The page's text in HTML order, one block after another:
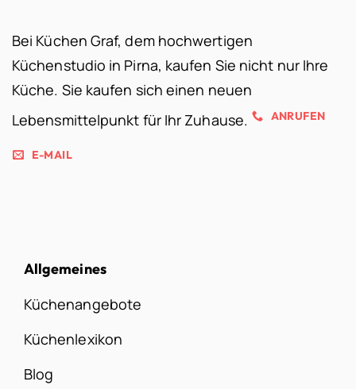
Bei Küchen Graf, dem hochwertigen
Küchenstudio in Pirna, kaufen Sie nicht nur Ihre
Küche. Sie kaufen sich einen neuen
Lebensmittelpunkt für Ihr Zuhause.
ANRUFEN
E-MAIL
Allgemeines
Küchenangebote
Küchenlexikon
Blog